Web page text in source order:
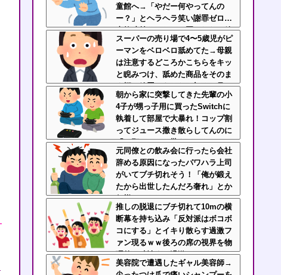
童館へ→「やだー何やってんの
ー？」とヘラヘラ笑い謝罪ゼロ…
事故寸前だったのに悪びれない放
置親なんなの？
スーパーの売り場で4〜5歳児がピ
ーマンをベロベロ舐めてた→母親
は注意するどころかこちらをキッ
と睨みつけ、舐めた商品をそのま
ま棚へ放置…あんなの初めて見
た・・・
朝から家に突撃してきた先輩の小
4子が甥っ子用に買ったSwitchに
執着して部屋で大暴れ！コップ割
ってジュース撒き散らしてんのに
「お願いしたら貰えるかもｗ」と
ヘラヘラ笑って片付けもしない…
先輩にブチ切れそう
元同僚との飲み会に行ったら会社
辞める原因になったパワハラ上司
がいてブチ切れそう！「俺が鍛え
たから出世したんだろ奢れ」とか
何様のつもりだ？
推しの脱退にブチ切れて10mの横
断幕を持ち込み「反対派はボコボ
コにする」とイキり散らす過激フ
ァン現るｗｗ後ろの席の視界を物
理的に破壊する過激ファンにイラ
イラが止まらん
美容院で遭遇したギャル美容師→